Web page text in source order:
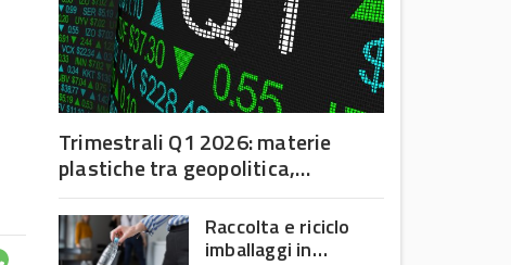
Trimestrali Q1 2026: materie
plastiche tra geopolitica,
domanda debole e corsa
all’efficienza Raccolta e riciclo
imballaggi in